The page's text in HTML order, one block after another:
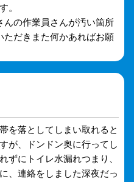
。
んの作業員さんが汚い箇所
ただきまた何かあればお願
を落としてしまい取れると
が、ドンドン奥に行ってし
ずにトイレ水漏れつまり、
、連絡をしました深夜だっ